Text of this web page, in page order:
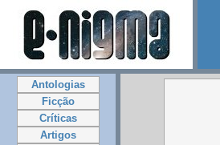
Antologias
Ficção
Críticas
Artigos